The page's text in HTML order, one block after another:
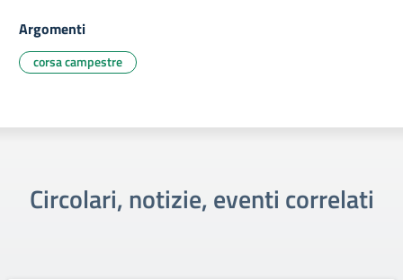
Argomenti
corsa campestre
Circolari, notizie, eventi correlati